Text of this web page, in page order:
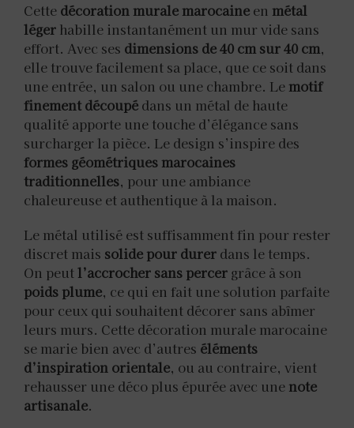
Cette décoration murale marocaine en métal
léger habille instantanément un mur vide sans
effort. Avec ses dimensions de 40 cm sur 40 cm,
elle trouve facilement sa place, que ce soit dans
une entrée, un salon ou une chambre. Le motif
finement découpé dans un métal de haute
qualité apporte une touche d’élégance sans
surcharger la pièce. Le design s’inspire des
formes géométriques marocaines
traditionnelles, pour une ambiance
chaleureuse et authentique à la maison.
Le métal utilisé est suffisamment fin pour rester
discret mais solide pour durer dans le temps.
On peut l’accrocher sans percer grâce à son
poids plume, ce qui en fait une solution parfaite
pour ceux qui souhaitent décorer sans abîmer
leurs murs. Cette décoration murale marocaine
se marie bien avec d’autres éléments
d’inspiration orientale, ou au contraire, vient
rehausser une déco plus épurée avec une note
artisanale.